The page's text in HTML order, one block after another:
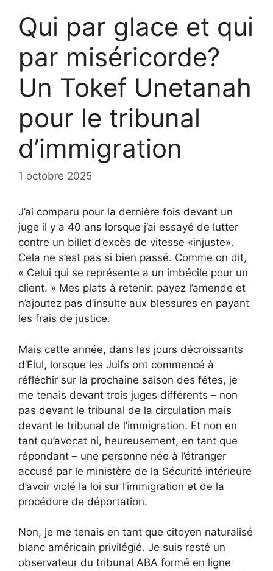
Qui par glace et qui
par miséricorde?
Un Tokef Unetanah
pour le tribunal
d’immigration
1 octobre 2025
J’ai comparu pour la dernière fois devant un
juge il y a 40 ans lorsque j’ai essayé de lutter
contre un billet d’excès de vitesse «injuste».
Cela ne s’est pas si bien passé. Comme on dit,
« Celui qui se représente a un imbécile pour un
client. » Mes plats à retenir: payez l’amende et
n’ajoutez pas d’insulte aux blessures en payant
les frais de justice.
Mais cette année, dans les jours décroissants
d’Elul, lorsque les Juifs ont commencé à
réfléchir sur la prochaine saison des fêtes, je
me tenais devant trois juges différents – non
pas devant le tribunal de la circulation mais
devant le tribunal de l’immigration. Et non en
tant qu’avocat ni, heureusement, en tant que
répondant – une personne née à l’étranger
accusé par le ministère de la Sécurité intérieure
d’avoir violé la loi sur l’immigration et de la
procédure de déportation.
Non, je me tenais en tant que citoyen naturalisé
blanc américain privilégié. Je suis resté un
observateur du tribunal ABA formé en ligne